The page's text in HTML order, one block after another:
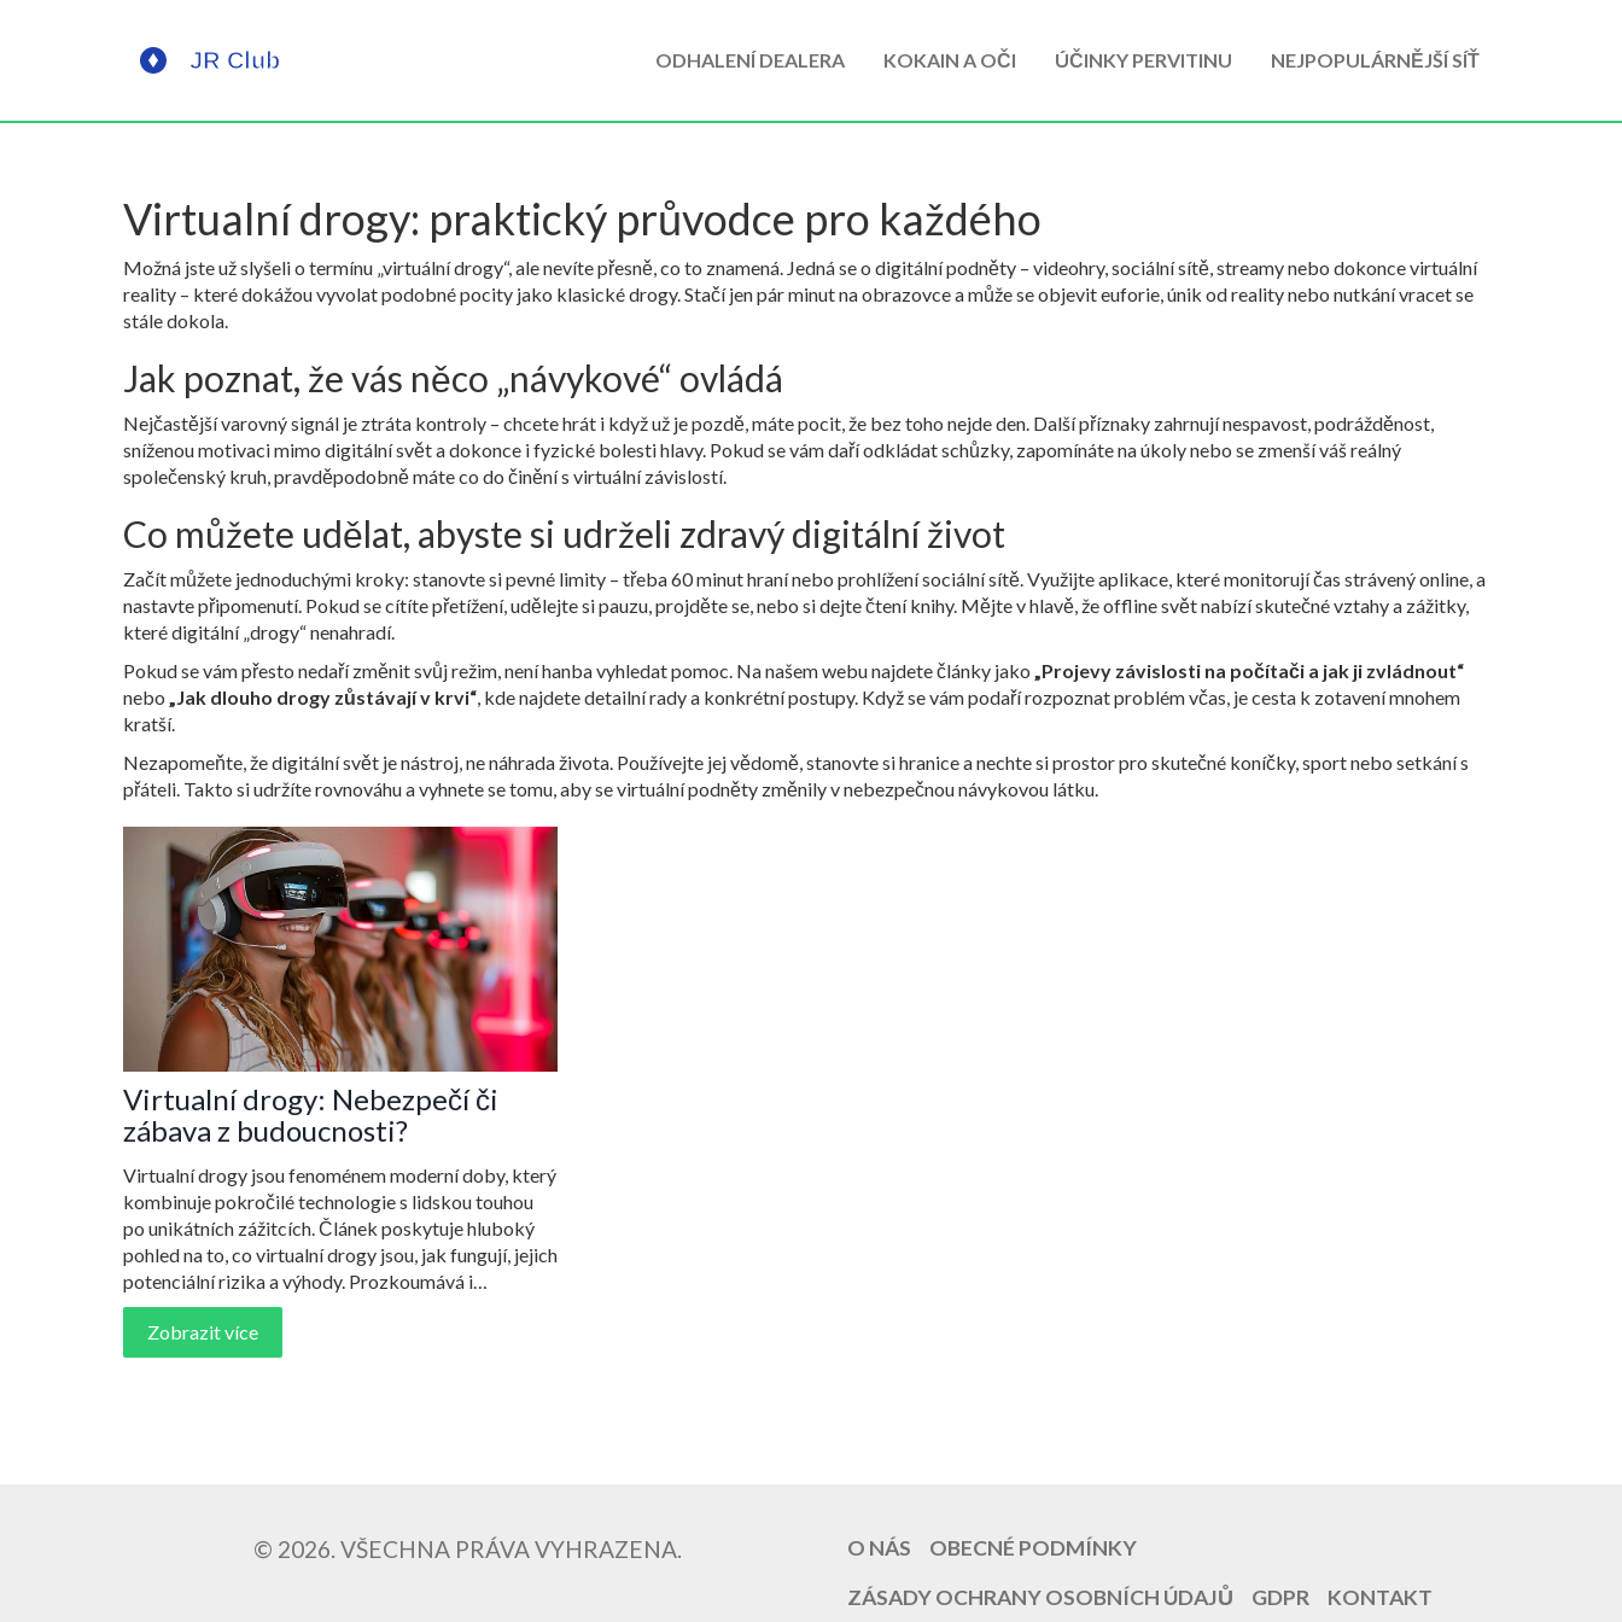
ODHALENÍ DEALERA KOKAIN A OČI ÚČINKY PERVITINU NEJPOPULÁRNĚJŠÍ SÍŤ
Virtualní drogy: praktický průvodce pro každého
Možná jste už slyšeli o termínu „virtuální drogy“, ale nevíte přesně, co to znamená. Jedná se o digitální podněty – videohry, sociální sítě, streamy nebo dokonce virtuální
reality – které dokážou vyvolat podobné pocity jako klasické drogy. Stačí jen pár minut na obrazovce a může se objevit euforie, únik od reality nebo nutkání vracet se
stále dokola.
Jak poznat, že vás něco „návykové“ ovládá
Nejčastější varovný signál je ztráta kontroly – chcete hrát i když už je pozdě, máte pocit, že bez toho nejde den. Další příznaky zahrnují nespavost, podrážděnost,
sníženou motivaci mimo digitální svět a dokonce i fyzické bolesti hlavy. Pokud se vám daří odkládat schůzky, zapomínáte na úkoly nebo se zmenší váš reálný
společenský kruh, pravděpodobně máte co do činění s virtuální závislostí.
Co můžete udělat, abyste si udrželi zdravý digitální život
Začít můžete jednoduchými kroky: stanovte si pevné limity – třeba 60 minut hraní nebo prohlížení sociální sítě. Využijte aplikace, které monitorují čas strávený online, a
nastavte připomenutí. Pokud se cítíte přetížení, udělejte si pauzu, projděte se, nebo si dejte čtení knihy. Mějte v hlavě, že offline svět nabízí skutečné vztahy a zážitky,
které digitální „drogy“ nenahradí.
Pokud se vám přesto nedaří změnit svůj režim, není hanba vyhledat pomoc. Na našem webu najdete články jako „Projevy závislosti na počítači a jak ji zvládnout“
nebo „Jak dlouho drogy zůstávají v krvi“, kde najdete detailní rady a konkrétní postupy. Když se vám podaří rozpoznat problém včas, je cesta k zotavení mnohem
kratší.
Nezapomeňte, že digitální svět je nástroj, ne náhrada života. Používejte jej vědomě, stanovte si hranice a nechte si prostor pro skutečné koníčky, sport nebo setkání s
přáteli. Takto si udržíte rovnováhu a vyhnete se tomu, aby se virtuální podněty změnily v nebezpečnou návykovou látku.
Virtualní drogy: Nebezpečí či
zábava z budoucnosti?
Virtualní drogy jsou fenoménem moderní doby, který
kombinuje pokročilé technologie s lidskou touhou
po unikátních zážitcích. Článek poskytuje hluboký
pohled na to, co virtualní drogy jsou, jak fungují, jejich
potenciální rizika a výhody. Prozkoumává i
psychologický a sociální vliv těchto digitálních
substancí a nabízí tipy, jak se s jejich přítomností v
digitálním světě vyrovnat. Zároveň diskutuje
Zobrazit více
© 2026. VŠECHNA PRÁVA VYHRAZENA. O NÁS
OBECNÉ PODMÍNKY
ZÁSADY OCHRANY OSOBNÍCH ÚDAJŮ
GDPR KONTAKT